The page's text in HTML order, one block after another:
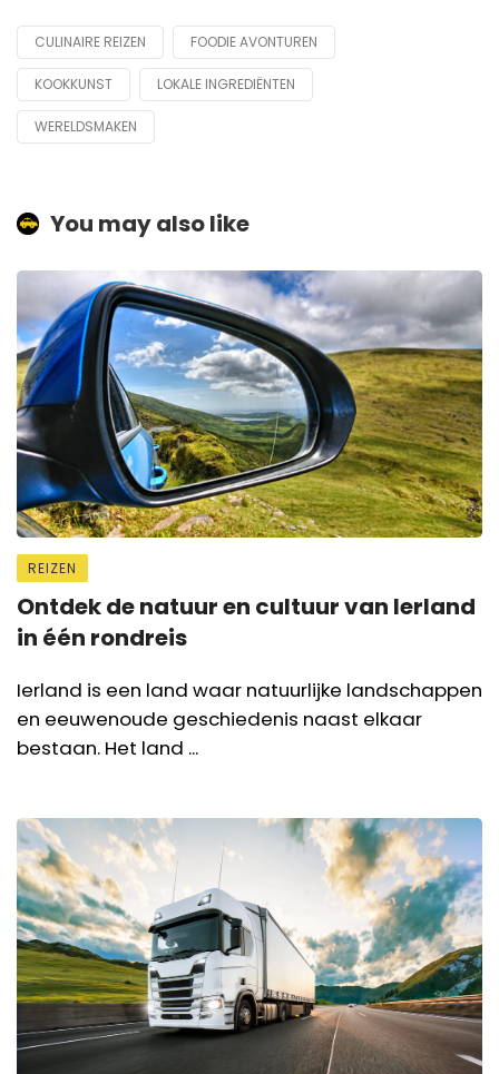
Tagged
with
CULINAIRE REIZEN FOODIE AVONTUREN
KOOKKUNST LOKALE INGREDIËNTEN
WERELDSMAKEN
You may also like
REIZEN
Ontdek de natuur en cultuur van Ierland
in één rondreis
Ierland is een land waar natuurlijke landschappen
en eeuwenoude geschiedenis naast elkaar
bestaan. Het land ...